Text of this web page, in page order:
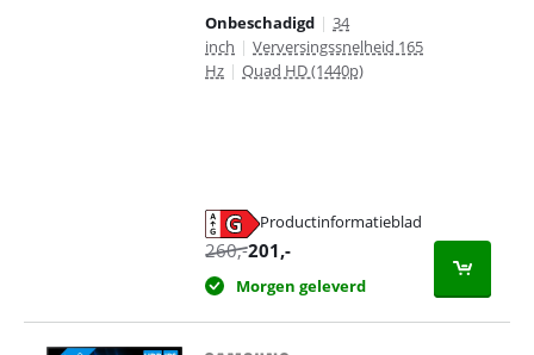
Onbeschadigd | 34
inch | Verversingssnelheid 165
Hz | Quad HD (1440p)
Productinformatieblad
260,-201,-
Morgen geleverd